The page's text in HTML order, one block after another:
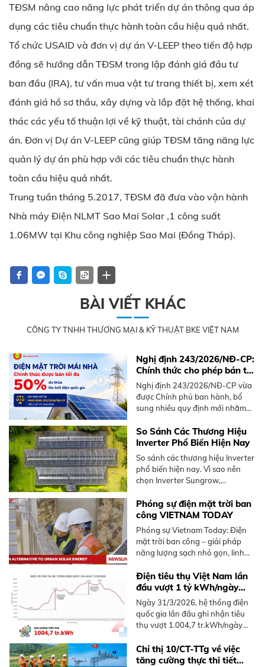
TĐSM nâng cao năng lực phát triển dự án thông qua áp
dụng các tiêu chuẩn thực hành toàn cầu hiệu quả nhất.
Tổ chức USAID và đơn vị dự án V-LEEP theo tiến độ hợp
đồng sẽ hướng dẫn TĐSM trong lập đánh giá đầu tư
ban đầu (IRA), tư vấn mua vật tư trang thiết bị, xem xét
đánh giá hồ sơ thầu, xây dựng và lắp đặt hệ thống, khai
thác các yếu tố thuận lợi về kỹ thuật, tài chánh của dự
án. Đơn vị Dự án V-LEEP cũng giúp TĐSM tăng năng lực
quản lý dự án phù hợp với các tiêu chuẩn thực hành
toàn cầu hiệu quả nhất.
Trung tuần tháng 5.2017, TĐSM đã đưa vào vận hành
Nhà máy Điện NLMT Sao Mai Solar ,1 công suất
1.06MW tại Khu công nghiệp Sao Mai (Đồng Tháp).
BÀI VIẾT KHÁC
CÔNG TY TNHH THƯƠNG MẠI & KỸ THUẬT BKE VIỆT NAM
Nghị định 243/2026/NĐ-CP:
Chính thức cho phép bán tối
đa 50% điện mặt trời mái
nhà dư thừa
Nghị định 243/2026/NĐ-CP vừa
được Chính phủ ban hành, bổ
sung nhiều quy định mới nhằm
mái nhà, nổi bật là cơ chế bán
điện dư lên lưới.
So Sánh Các Thương Hiệu
Inverter Phổ Biến Hiện Nay
So sánh các thương hiệu Inverter
phổ biến hiện nay. Vì sao nên
chọn Inverter Sungrow,
từ BKE Solar.
Phóng sự điện mặt trời ban
công VIETNAM TODAY
Phóng sự Vietnam Today: Điện
mặt trời ban công – giải pháp
năng lượng sạch nhỏ gọn, linh
cư tại Việt Nam, không cần mái
nhà rộng.
Điện tiêu thụ Việt Nam lần
đầu vượt 1 tỷ kWh/ngày
năm 2026
Ngày 31/3/2026, hệ thống điện
quốc gia lần đầu ghi nhận tiêu
thụ vượt 1.004,7 tr.kWh/ngày
Tìm hiểu xu hướng và giải pháp
điện mặt trời mái nhà.
Chỉ thị 10/CT-TTg về việc
tăng cường thực thi tiết